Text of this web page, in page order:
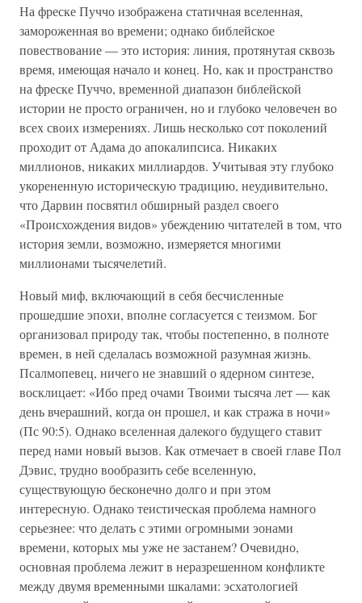
На фреске Пуччо изображена статичная вселенная,
замороженная во времени; однако библейское
повествование — это история: линия, протянутая сквозь
время, имеющая начало и конец. Но, как и пространство
на фреске Пуччо, временной диапазон библейской
истории не просто ограничен, но и глубоко человечен во
всех своих измерениях. Лишь несколько сот поколений
проходит от Адама до апокалипсиса. Никаких
миллионов, никаких миллиардов. Учитывая эту глубоко
укорененную историческую традицию, неудивительно,
что Дарвин посвятил обширный раздел своего
«Происхождения видов» убеждению читателей в том, что
история земли, возможно, измеряется многими
миллионами тысячелетий.
Новый миф, включающий в себя бесчисленные
прошедшие эпохи, вполне согласуется с теизмом. Бог
организовал природу так, чтобы постепенно, в полноте
времен, в ней сделалась возможной разумная жизнь.
Псалмопевец, ничего не знавший о ядерном синтезе,
восклицает: «Ибо пред очами Твоими тысяча лет — как
день вчерашний, когда он прошел, и как стража в ночи»
(Пс 90:5). Однако вселенная далекого будущего ставит
перед нами новый вызов. Как отмечает в своей главе Пол
Дэвис, трудно вообразить себе вселенную,
существующую бесконечно долго и при этом
интересную. Однако теистическая проблема намного
серьезнее: что делать с этими огромными эонами
времени, которых мы уже не застанем? Очевидно,
основная проблема лежит в неразрешенном конфликте
между двумя временными шкалами: эсхатологией